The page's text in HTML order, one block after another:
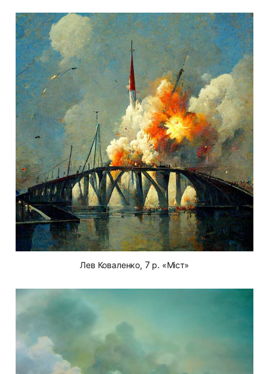
Лев Коваленко, 7 р. «Міст»